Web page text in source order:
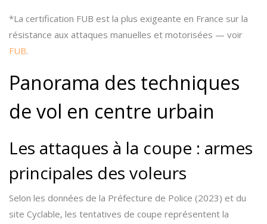
*La certification FUB est la plus exigeante en France sur la
résistance aux attaques manuelles et motorisées — voir
FUB.
Panorama des techniques
de vol en centre urbain
Les attaques à la coupe : armes
principales des voleurs
Selon les données de la Préfecture de Police (2023) et du
site Cyclable, les tentatives de coupe représentent la